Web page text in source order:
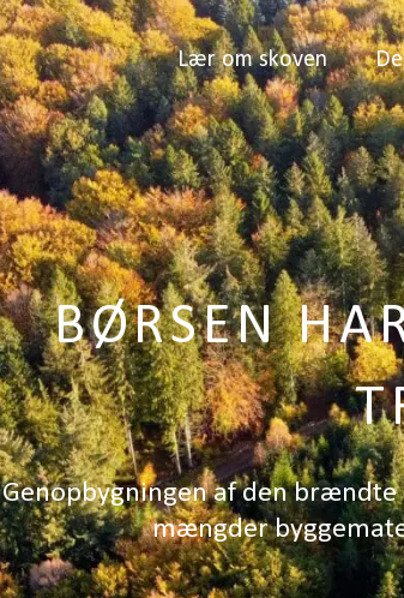
Lær om skoven
BØRSEN
Genopbygningen af den
mængder